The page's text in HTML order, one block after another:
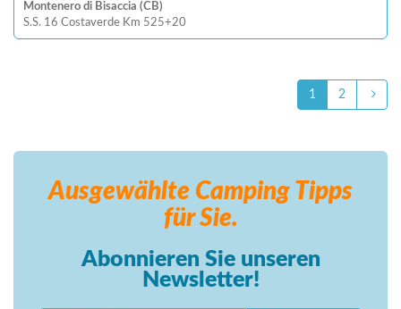
Montenero di Bisaccia (CB)
S.S. 16 Costaverde Km 525+20
1 2
Ausgewählte Camping Tipps
für Sie.
Abonnieren Sie unseren
Newsletter!